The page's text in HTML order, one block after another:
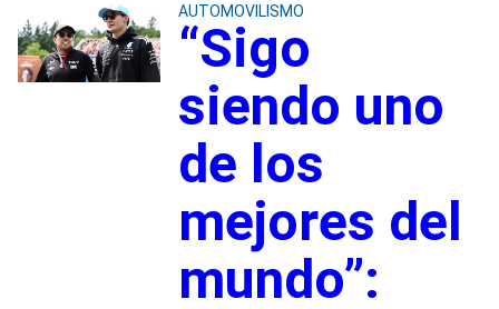
AUTOMOVILISMO
“Sigo
siendo uno
de los
mejores del
mundo”: